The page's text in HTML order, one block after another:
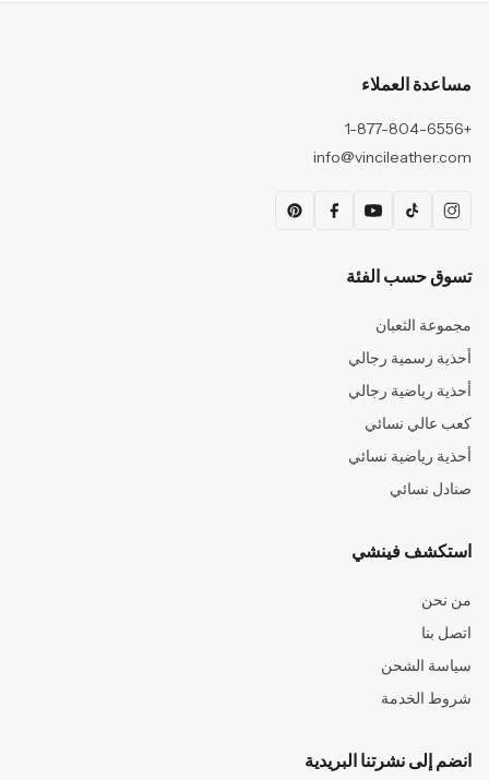
مساعدة العملاء
+1-877-804-6556
info@vincileather.com
تسوق حسب الفئة
مجموعة الثعبان
أحذية رسمية رجالي
أحذية رياضية رجالي
كعب عالي نسائي
أحذية رياضية نسائي
صنادل نسائي
استكشف فينشي
من نحن
اتصل بنا
سياسة الشحن
شروط الخدمة
انضم إلى نشرتنا البريدية